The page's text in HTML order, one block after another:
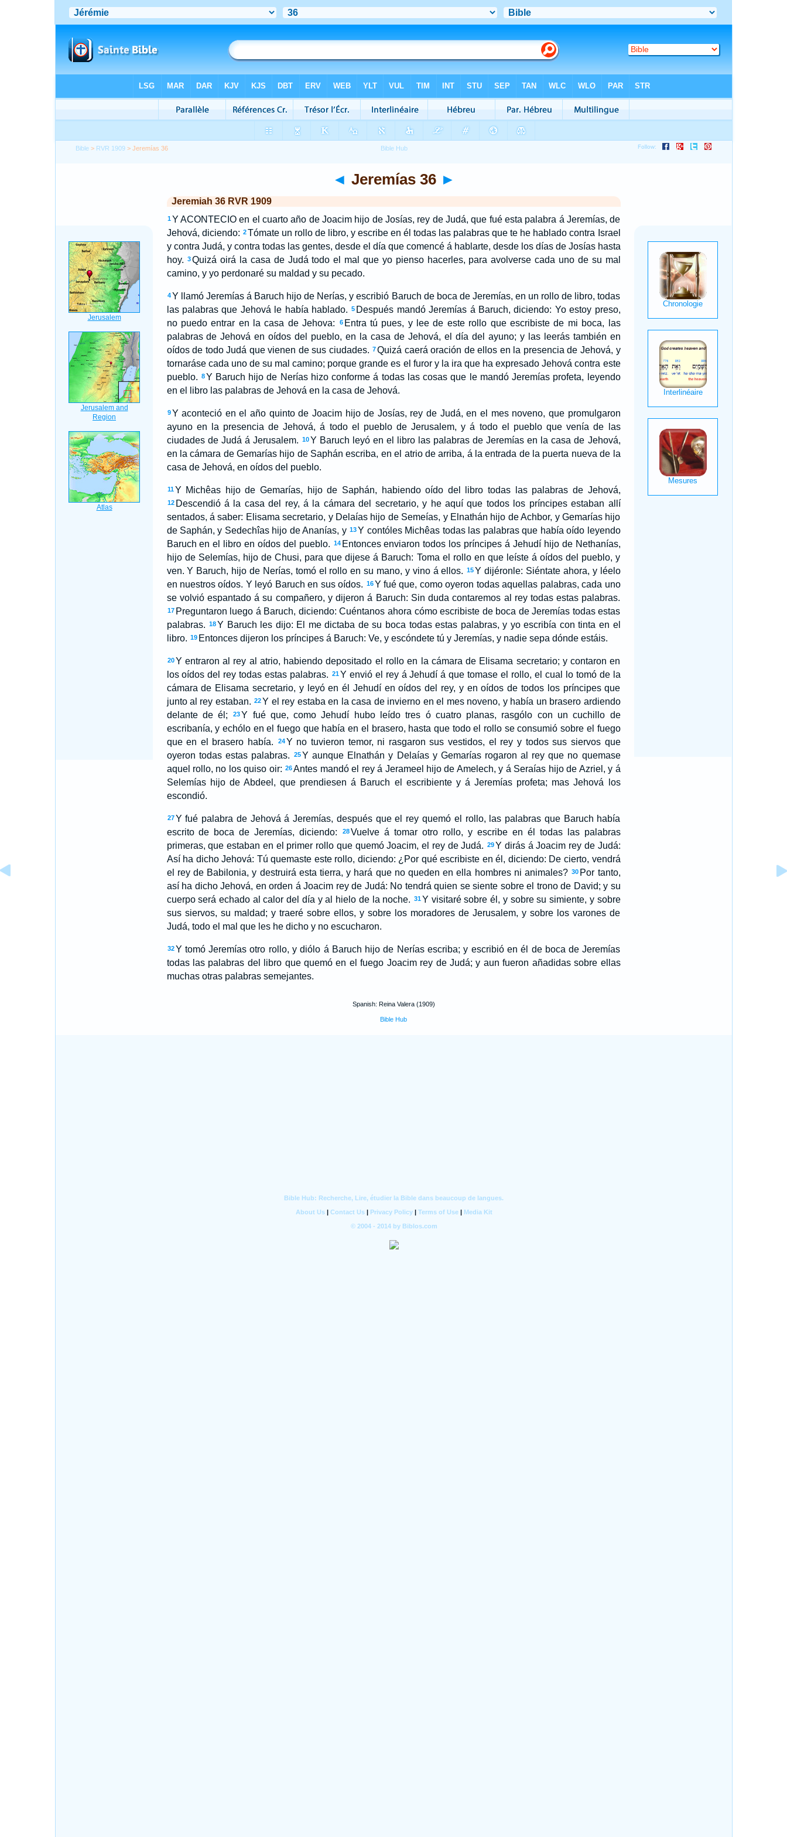
Bible > RVR 1909 > Jeremías 36
◄ Jeremías 36 ►
Jeremiah 36 RVR 1909
1 Y ACONTECIO en el cuarto año de Joacim hijo de Josías, rey de Judá, que fué esta palabra á Jeremías, de
Jehová, diciendo: 2Tómate un rollo de libro, y escribe en él todas las palabras que te he hablado contra Israel
y contra Judá, y contra todas las gentes, desde el día que comencé á hablarte, desde los días de Josías hasta
hoy.
3Quizá oirá la casa de Judá todo el mal que yo pienso hacerles, para avolverse cada uno de su mal
camino, y yo perdonaré su maldad y su pecado.
4 Y llamó Jeremías á Baruch hijo de Nerías, y escribió Baruch de boca de Jeremías, en un rollo de libro, todas
las palabras que Jehová le había hablado.
5 Después mandó Jeremías á Baruch, diciendo: Yo estoy preso,
no puedo entrar en la casa de Jehova:
6 Entra tú pues, y lee de este rollo que escribiste de mi boca, las
palabras de Jehová en oídos del pueblo, en la casa de Jehová, el día del ayuno; y las leerás también en
oídos de todo Judá que vienen de sus ciudades. 7Quizá caerá oración de ellos en la presencia de Jehová, y
tornaráse cada uno de su mal camino; porque grande es el furor y la ira que ha expresado Jehová contra este
pueblo. 8Y Baruch hijo de Nerías hizo conforme á todas las cosas que le mandó Jeremías profeta, leyendo
en el libro las palabras de Jehová en la casa de Jehová.
9 Y aconteció en el año quinto de Joacim hijo de Josías, rey de Judá, en el mes noveno, que promulgaron
ayuno en la presencia de Jehová, á todo el pueblo de Jerusalem, y á todo el pueblo que venía de las
ciudades de Judá á Jerusalem. 10Y Baruch leyó en el libro las palabras de Jeremías en la casa de Jehová,
en la cámara de Gemarías hijo de Saphán escriba, en el atrio de arriba, á la entrada de la puerta nueva de la
casa de Jehová, en oídos del pueblo.
11 Y Michêas hijo de Gemarías, hijo de Saphán, habiendo oído del libro todas las palabras de Jehová,
12 Descendió á la casa del rey, á la cámara del secretario, y he aquí que todos los príncipes estaban allí
sentados, á saber: Elisama secretario, y Delaías hijo de Semeías, y Elnathán hijo de Achbor, y Gemarías hijo
de Saphán, y Sedechîas hijo de Ananías, y 13Y contóles Michêas todas las palabras que había oído leyendo
Baruch en el libro en oídos del pueblo. 14 Entonces enviaron todos los príncipes á Jehudí hijo de Nethanías,
hijo de Selemías, hijo de Chusi, para que dijese á Baruch: Toma el rollo en que leíste á oídos del pueblo, y
ven. Y Baruch, hijo de Nerías, tomó el rollo en su mano, y vino á ellos.
15Y dijéronle: Siéntate ahora, y léelo
en nuestros oídos. Y leyó Baruch en sus oídos. 16 Y fué que, como oyeron todas aquellas palabras, cada uno
se volvió espantado á su compañero, y dijeron á Baruch: Sin duda contaremos al rey todas estas palabras.
17 Preguntaron luego á Baruch, diciendo: Cuéntanos ahora cómo escribiste de boca de Jeremías todas estas
palabras. 18Y Baruch les dijo: El me dictaba de su boca todas estas palabras, y yo escribía con tinta en el
libro. 19 Entonces dijeron los príncipes á Baruch: Ve, y escóndete tú y Jeremías, y nadie sepa dónde estáis.
20 Y entraron al rey al atrio, habiendo depositado el rollo en la cámara de Elisama secretario; y contaron en
los oídos del rey todas estas palabras. 21Y envió el rey á Jehudí á que tomase el rollo, el cual lo tomó de la
cámara de Elisama secretario, y leyó en él Jehudí en oídos del rey, y en oídos de todos los príncipes que
junto al rey estaban. 22 Y el rey estaba en la casa de invierno en el mes noveno, y había un brasero ardiendo
delante de él;
23Y fué que, como Jehudí hubo leído tres ó cuatro planas, rasgólo con un cuchillo de
escribanía, y echólo en el fuego que había en el brasero, hasta que todo el rollo se consumió sobre el fuego
que en el brasero había.
24Y no tuvieron temor, ni rasgaron sus vestidos, el rey y todos sus siervos que
oyeron todas estas palabras.
25Y aunque Elnathán y Delaías y Gemarías rogaron al rey que no quemase
aquel rollo, no los quiso oir: 26Antes mandó el rey á Jerameel hijo de Amelech, y á Seraías hijo de Azriel, y á
Selemías hijo de Abdeel, que prendiesen á Baruch el escribiente y á Jeremías profeta; mas Jehová los
escondió.
27 Y fué palabra de Jehová á Jeremías, después que el rey quemó el rollo, las palabras que Baruch había
escrito de boca de Jeremías, diciendo:
28Vuelve á tomar otro rollo, y escribe en él todas las palabras
primeras, que estaban en el primer rollo que quemó Joacim, el rey de Judá. 29Y dirás á Joacim rey de Judá:
Así ha dicho Jehová: Tú quemaste este rollo, diciendo: ¿Por qué escribiste en él, diciendo: De cierto, vendrá
el rey de Babilonia, y destruirá esta tierra, y hará que no queden en ella hombres ni animales? 30 Por tanto,
así ha dicho Jehová, en orden á Joacim rey de Judá: No tendrá quien se siente sobre el trono de David; y su
cuerpo será echado al calor del día y al hielo de la noche. 31Y visitaré sobre él, y sobre su simiente, y sobre
sus siervos, su maldad; y traeré sobre ellos, y sobre los moradores de Jerusalem, y sobre los varones de
Judá, todo el mal que les he dicho y no escucharon.
32 Y tomó Jeremías otro rollo, y diólo á Baruch hijo de Nerías escriba; y escribió en él de boca de Jeremías
todas las palabras del libro que quemó en el fuego Joacim rey de Judá; y aun fueron añadidas sobre ellas
muchas otras palabras semejantes.
Spanish: Reina Valera (1909)
Bible Hub